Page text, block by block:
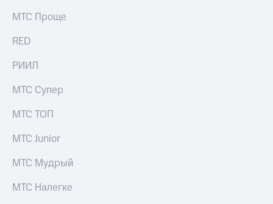
МТС Проще
RED
РИИЛ
МТС Супер
МТС ТОП
МТС Junior
МТС Мудрый
МТС Налегке